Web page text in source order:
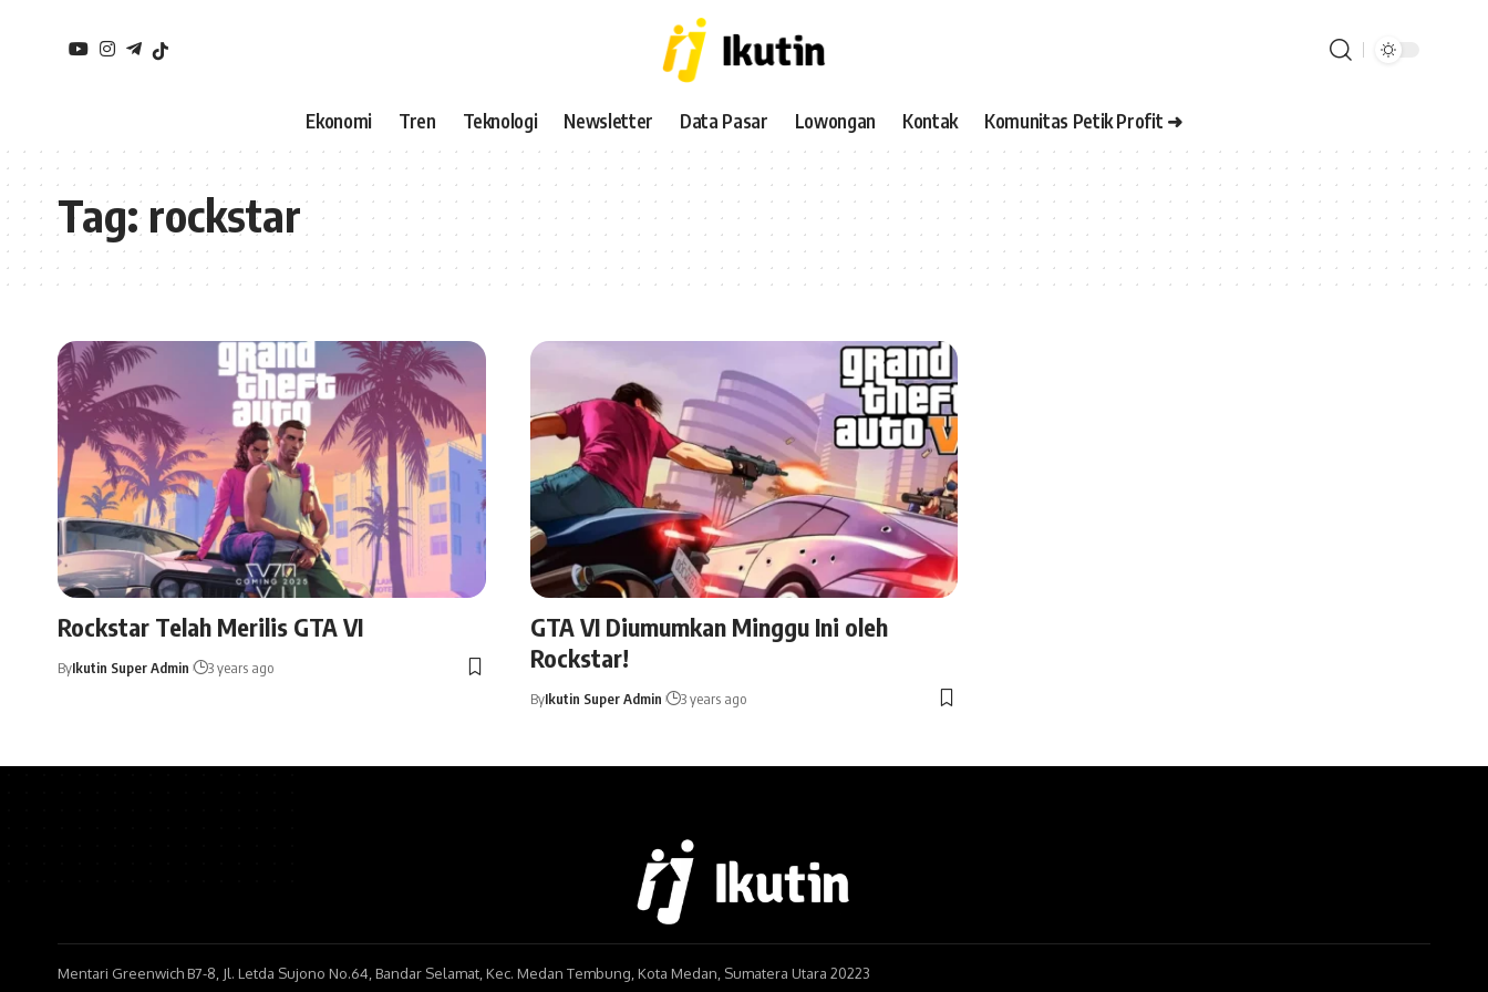
Ekonomi Tren Teknologi Newsletter Data Pasar Lowongan Kontak Komunitas Petik Profit ➜
Tag:rockstar
Rockstar Telah Merilis GTA VI
ByIkutin Super Admin 3 years ago
GTA VI Diumumkan Minggu Ini oleh
Rockstar!
ByIkutin Super Admin 3 years ago
Mentari Greenwich B7-8, Jl. Letda Sujono No.64, Bandar Selamat, Kec. Medan Tembung, Kota Medan, Sumatera Utara 20223